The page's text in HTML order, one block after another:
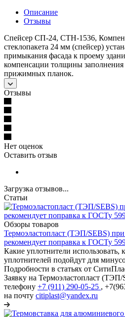
Описание
Отзывы
Спейсер СП-24, СТН-1536,
стеклопакета 24 мм (спейсер)
примыкания фасада к проему
компенсации толщины заполнения
прижимных планок.
Отзывы
Нет оценок
Оставить отзыв
Загрузка отзывов...
Статьи
Обзоры товаров
Термоэластопласт (ТЭП/SEBS)
рекомендует поправка к ГОСТу
Какие уплотнители использовать,
уплотнителей подойдут для
Подробности в статьях от
Заявку на Термоэластопласт
телефону +7 (911) 290-05-25 ,
на почту citiplast@yandex.ru